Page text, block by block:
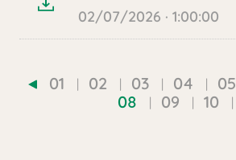
02/07/2026 · 1:00:00
01 02 03 04 05
08
09 10